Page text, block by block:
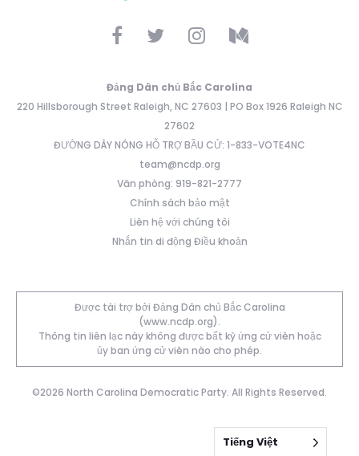
Đảng Dân chủ Bắc Carolina
220 Hillsborough Street Raleigh, NC 27603 | PO Box 1926 Raleigh NC
27602
ĐƯỜNG DÂY NÓNG HỖ TRỢ BẦU CỬ: 1-833-VOTE4NC
team@ncdp.org
Văn phòng: 919-821-2777
Chính sách bảo mật
Liên hệ với chúng tôi
Nhắn tin di động Điều khoản
Được tài trợ bởi Đảng Dân chủ Bắc Carolina
(www.ncdp.org).
Thông tin liên lạc này không được bất kỳ ứng cử viên hoặc
ủy ban ứng cử viên nào cho phép.
©2026 North Carolina Democratic Party. All Rights Reserved.
Tiếng Việt